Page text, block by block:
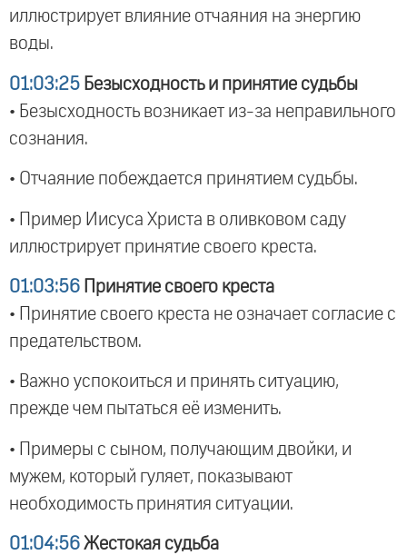
иллюстрирует влияние отчаяния на энергию
воды.
01:03:25 Безысходность и принятие судьбы
• Безысходность возникает из-за неправильного
сознания.
• Отчаяние побеждается принятием судьбы.
• Пример Иисуса Христа в оливковом саду
иллюстрирует принятие своего креста.
01:03:56 Принятие своего креста
• Принятие своего креста не означает согласие с
предательством.
• Важно успокоиться и принять ситуацию,
прежде чем пытаться её изменить.
• Примеры с сыном, получающим двойки, и
мужем, который гуляет, показывают
необходимость принятия ситуации.
01:04:56 Жестокая судьба